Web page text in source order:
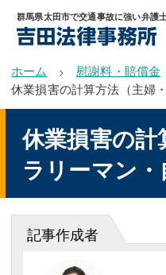
群馬県太田市で交通事故に強い弁護
ホーム
慰謝料・賠償金
休業損害の計算方法（主婦
休業損害の計
ラリーマン・
記事作成者